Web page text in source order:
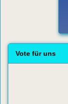
Vote für uns